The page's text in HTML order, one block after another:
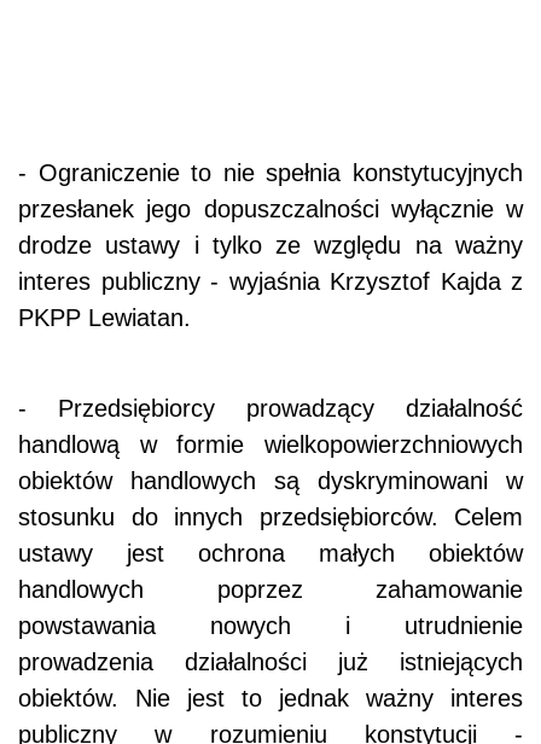
- Ograniczenie to nie spełnia konstytucyjnych
przesłanek jego dopuszczalności wyłącznie w
drodze ustawy i tylko ze względu na ważny
interes publiczny - wyjaśnia Krzysztof Kajda z
PKPP Lewiatan.
- Przedsiębiorcy prowadzący działalność
handlową w formie wielkopowierzchniowych
obiektów handlowych są dyskryminowani w
stosunku do innych przedsiębiorców. Celem
ustawy jest ochrona małych obiektów
handlowych poprzez zahamowanie
powstawania nowych i utrudnienie
prowadzenia działalności już istniejących
obiektów. Nie jest to jednak ważny interes
publiczny w rozumieniu konstytucji -